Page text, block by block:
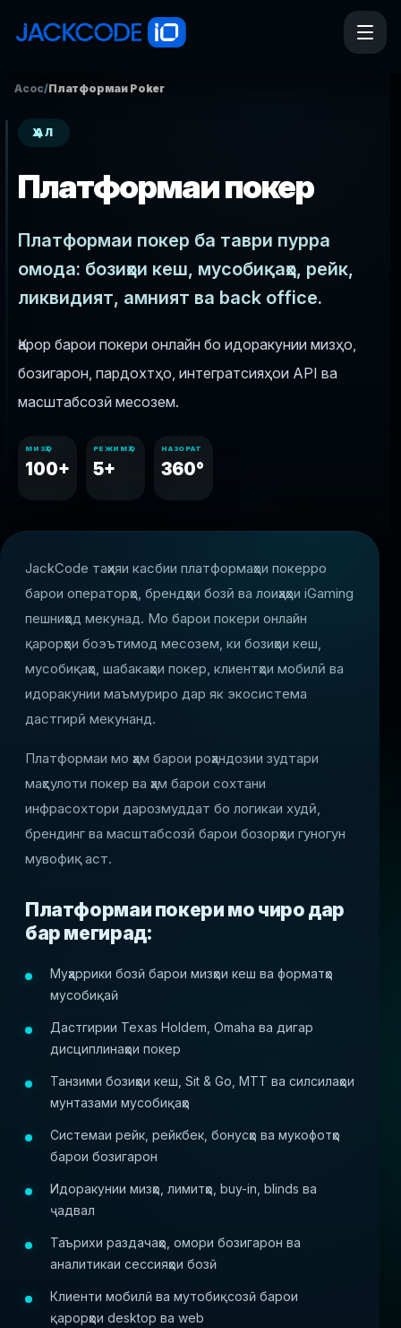
Асосӣ/Платформаи Poker
ҲАЛ
Платформаи покер
Платформаи покер ба таври пурра
омода: бозиҳои кеш, мусобиқаҳо, рейк,
ликвидият, амният ва back office.
Қарор барои покери онлайн бо идоракунии мизҳо,
бозигарон, пардохтҳо, интегратсияҳои API ва
масштабсозӣ месозем.
МИЗҲО
100+
РЕЖИМҲО
5+
НАЗОРАТ
360°
JackCode таҳияи касбии платформаҳои покерро
барои операторҳо, брендҳои бозӣ ва лоиҳаҳои iGaming
пешниҳод мекунад. Мо барои покери онлайн
қарорҳои боэътимод месозем, ки бозиҳои кеш,
мусобиқаҳо, шабакаҳои покер, клиентҳои мобилӣ ва
идоракунии маъмуриро дар як экосистема
дастгирӣ мекунанд.
Платформаи мо ҳам барои роҳандозии зудтари
маҳсулоти покер ва ҳам барои сохтани
инфрасохтори дарозмуддат бо логикаи худӣ,
брендинг ва масштабсозӣ барои бозорҳои гуногун
мувофиқ аст.
Платформаи покери мо чиро дар
бар мегирад:
Муҳаррики бозӣ барои мизҳои кеш ва форматҳо
мусобиқаӣ
Дастгирии Texas Holdem, Omaha ва дигар
дисциплинаҳои покер
Танзими бозиҳои кеш, Sit & Go, MTT ва силсилаҳои
мунтазами мусобиқаҳо
Системаи рейк, рейкбек, бонусҳо ва мукофотҳо
барои бозигарон
Идоракунии мизҳо, лимитҳо, buy-in, blinds ва
ҷадвал
Таърихи раздачаҳо, омори бозигарон ва
аналитикаи сессияҳои бозӣ
Клиенти мобилӣ ва мутобиқсозӣ барои
қарорҳои desktop ва web